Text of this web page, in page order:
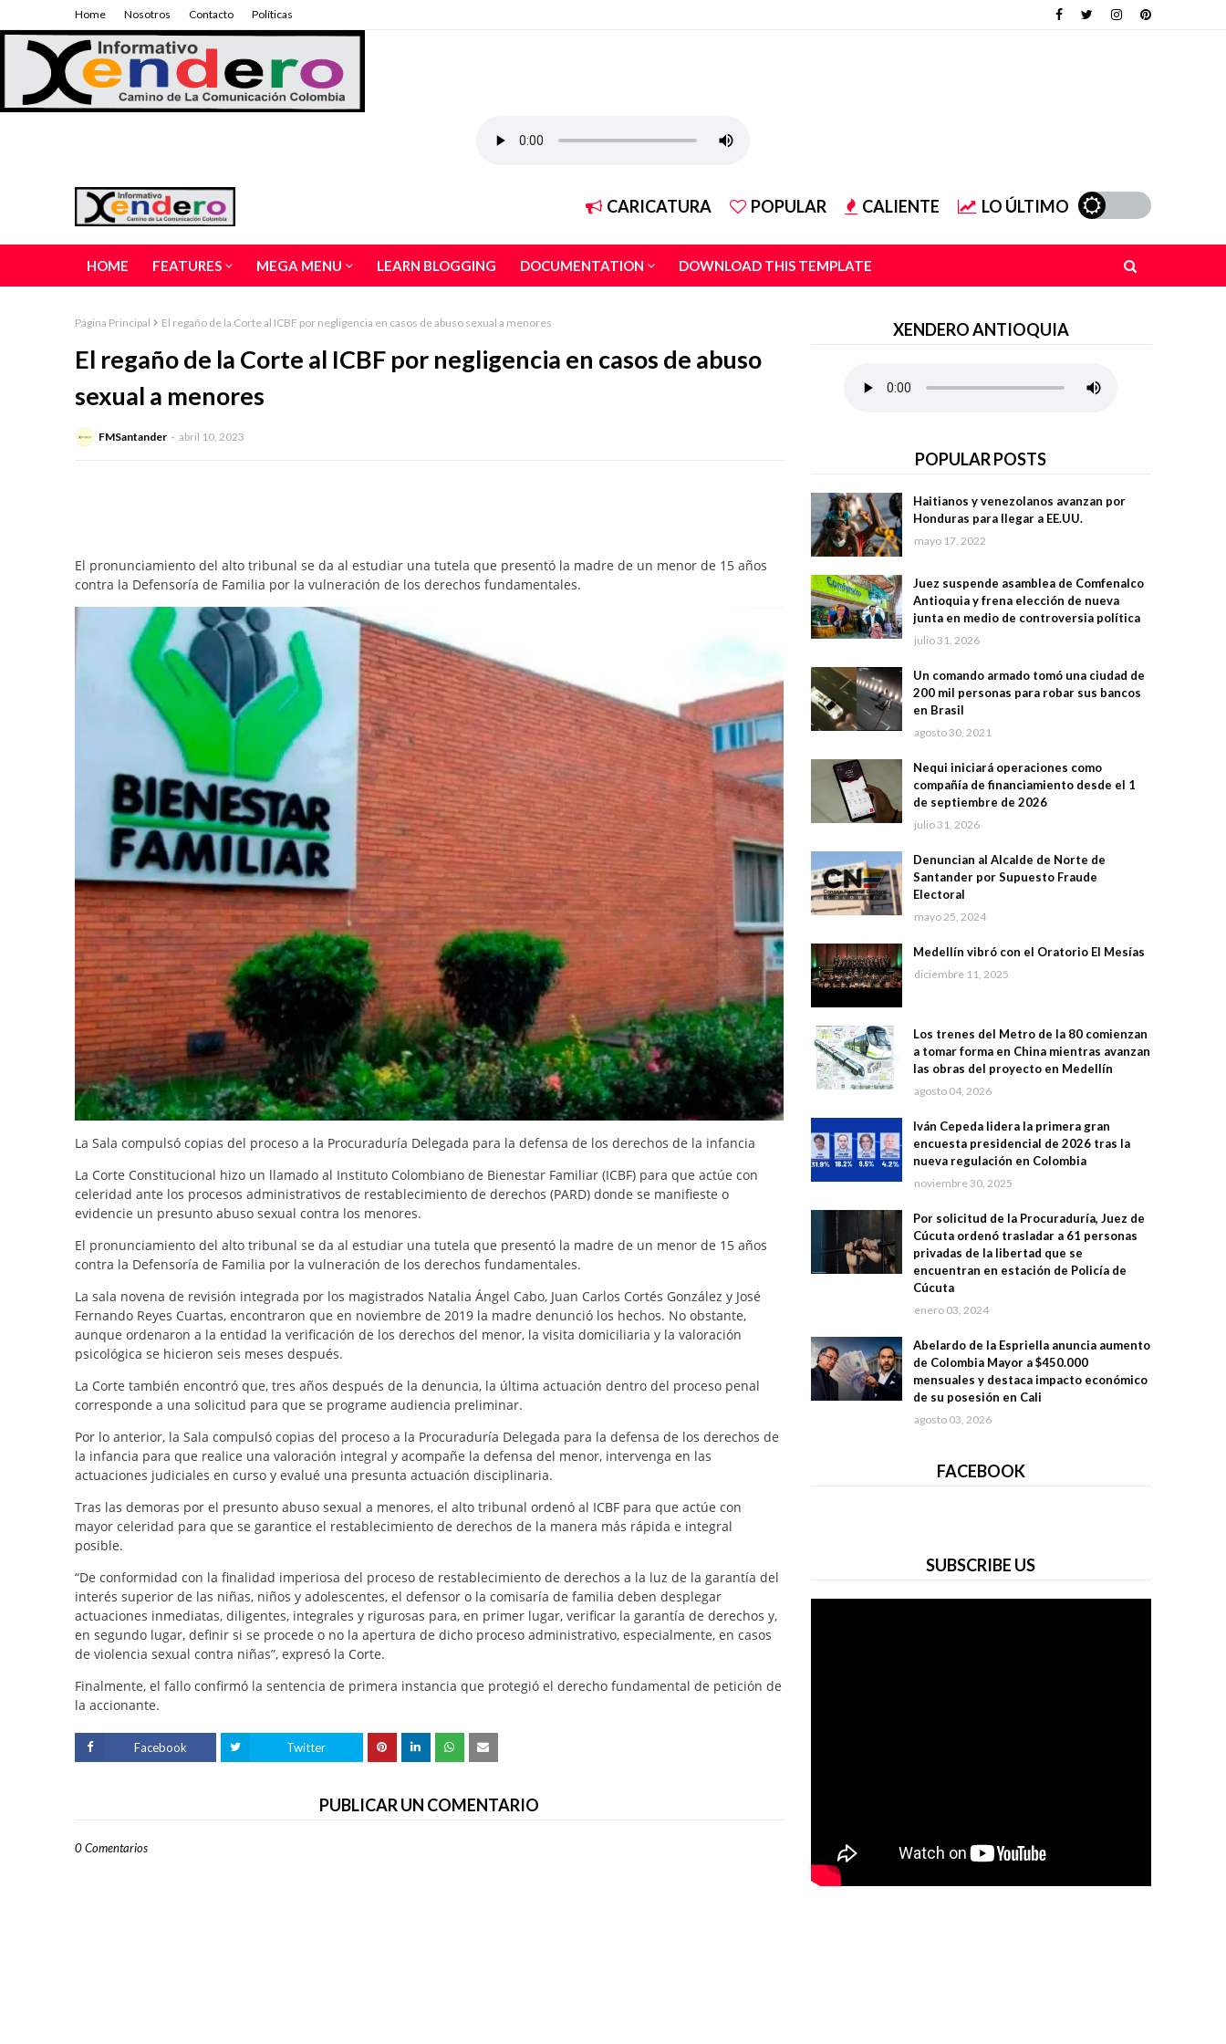
Home Nosotros Contacto Políticas
CARICATURA POPULAR CALIENTE LO ÚLTIMO
HOME FEATURES MEGA MENU LEARN BLOGGING DOCUMENTATION DOWNLOAD THIS TEMPLATE
Página Principal El regaño de la Corte al ICBF por negligencia en casos de abuso sexual a menores
El regaño de la Corte al ICBF por negligencia en casos de abuso
sexual a menores
FMSantander abril 10, 2023
El pronunciamiento del alto tribunal se da al estudiar una tutela que presentó la madre de un menor de 15 años
contra la Defensoría de Familia por la vulneración de los derechos fundamentales.
La Sala compulsó copias del proceso a la Procuraduría Delegada para la defensa de los derechos de la infancia
La Corte Constitucional hizo un llamado al Instituto Colombiano de Bienestar Familiar (ICBF) para que actúe con
celeridad ante los procesos administrativos de restablecimiento de derechos (PARD) donde se manifieste o
evidencie un presunto abuso sexual contra los menores.
El pronunciamiento del alto tribunal se da al estudiar una tutela que presentó la madre de un menor de 15 años
contra la Defensoría de Familia por la vulneración de los derechos fundamentales.
La sala novena de revisión integrada por los magistrados Natalia Ángel Cabo, Juan Carlos Cortés González y José
Fernando Reyes Cuartas, encontraron que en noviembre de 2019 la madre denunció los hechos. No obstante,
aunque ordenaron a la entidad la verificación de los derechos del menor, la visita domiciliaria y la valoración
psicológica se hicieron seis meses después.
La Corte también encontró que, tres años después de la denuncia, la última actuación dentro del proceso penal
corresponde a una solicitud para que se programe audiencia preliminar.
Por lo anterior, la Sala compulsó copias del proceso a la Procuraduría Delegada para la defensa de los derechos de
la infancia para que realice una valoración integral y acompañe la defensa del menor, intervenga en las
actuaciones judiciales en curso y evalué una presunta actuación disciplinaria.
Tras las demoras por el presunto abuso sexual a menores, el alto tribunal ordenó al ICBF para que actúe con
mayor celeridad para que se garantice el restablecimiento de derechos de la manera más rápida e integral
posible.
“De conformidad con la finalidad imperiosa del proceso de restablecimiento de derechos a la luz de la garantía del
interés superior de las niñas, niños y adolescentes, el defensor o la comisaría de familia deben desplegar
actuaciones inmediatas, diligentes, integrales y rigurosas para, en primer lugar, verificar la garantía de derechos y,
en segundo lugar, definir si se procede o no la apertura de dicho proceso administrativo, especialmente, en casos
de violencia sexual contra niñas”, expresó la Corte.
Finalmente, el fallo confirmó la sentencia de primera instancia que protegió el derecho fundamental de petición de
la accionante.
Facebook Twitter
PUBLICAR UN COMENTARIO
0 Comentarios
XENDERO ANTIOQUIA
POPULAR POSTS
Haitianos y venezolanos avanzan por
Honduras para llegar a EE.UU.
mayo 17, 2022
Juez suspende asamblea de Comfenalco
Antioquia y frena elección de nueva
junta en medio de controversia política
julio 31, 2026
Un comando armado tomó una ciudad de
200 mil personas para robar sus bancos
en Brasil
agosto 30, 2021
Nequi iniciará operaciones como
compañía de financiamiento desde el 1
de septiembre de 2026
julio 31, 2026
Denuncian al Alcalde de Norte de
Santander por Supuesto Fraude
Electoral
mayo 25, 2024
Medellín vibró con el Oratorio El Mesías
diciembre 11, 2025
Los trenes del Metro de la 80 comienzan
a tomar forma en China mientras avanzan
las obras del proyecto en Medellín
agosto 04, 2026
Iván Cepeda lidera la primera gran
encuesta presidencial de 2026 tras la
nueva regulación en Colombia
noviembre 30, 2025
Por solicitud de la Procuraduría, Juez de
Cúcuta ordenó trasladar a 61 personas
privadas de la libertad que se
encuentran en estación de Policía de
Cúcuta
enero 03, 2024
Abelardo de la Espriella anuncia aumento
de Colombia Mayor a $450.000
mensuales y destaca impacto económico
de su posesión en Cali
agosto 03, 2026
FACEBOOK
SUBSCRIBE US